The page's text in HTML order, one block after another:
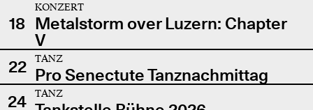
18
KONZERT
Metalstorm over Luzern: Chapter
V
22
TANZ
Pro Senectute Tanznachmittag
24
TANZ